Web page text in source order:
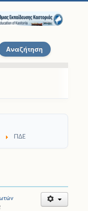
Αναζήτηση
ΠΔΕ